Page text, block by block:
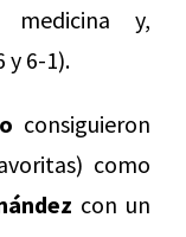
medicina y,
y 6-1).
consiguieron
como
con un